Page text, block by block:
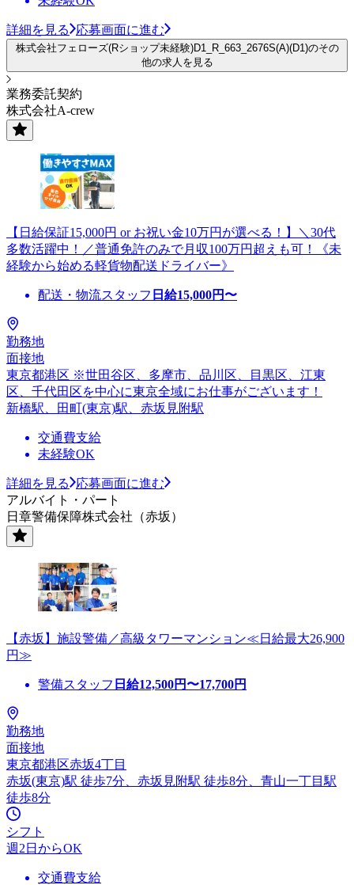
詳細を見る 応募画面に進む
株式会社フェローズ(Rショップ未経験)D1_R_663_2676S(A)(D1)のその
他の求人を見る
業務委託契約
株式会社A-crew
【日給保証15,000円 or お祝い金10万円が選べる！】＼30代
多数活躍中！／普通免許のみで月収100万円超えも可！《未
経験から始める軽貨物配送ドライバー》
配送・物流スタッフ 日給15,000円〜
勤務地
面接地
東京都港区 ※世田谷区、多摩市、品川区、目黒区、江東
区、千代田区を中心に東京全域にお仕事がございます！
新橋駅、田町(東京)駅、赤坂見附駅
交通費支給
未経験OK
詳細を見る
応募画面に進む
アルバイト・パート
日章警備保障株式会社（赤坂）
【赤坂】施設警備／高級タワーマンション≪日給最大26,900
円≫
警備スタッフ 日給12,500円〜17,700円
勤務地
面接地
東京都港区赤坂4丁目
赤坂(東京)駅 徒歩7分、赤坂見附駅 徒歩8分、青山一丁目駅
徒歩8分
シフト
週2日からOK
交通費支給